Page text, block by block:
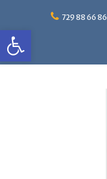
Otwórz pasek narzędzicontent
729 88 66 86